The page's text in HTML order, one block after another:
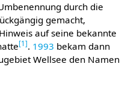
durch die
gemacht,
auf seine bekannte
[1 ]. 1993 bekam dann
Wellsee den Namen